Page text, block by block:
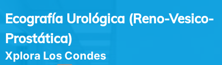
Ecografía Urológica (Reno-Vesico-
Prostática)
Xplora Los Condes